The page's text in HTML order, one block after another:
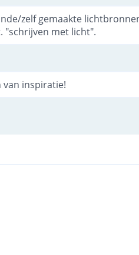
zelf gemaakte
"schrijven met licht".
van inspiratie!